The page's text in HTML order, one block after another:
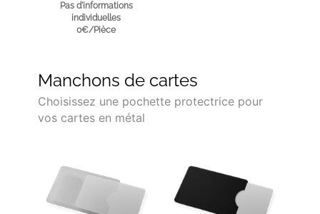
Pas d'informations
individuelles
0€/Pièce
Manchons de cartes
Choisissez une pochette protectrice pour
vos cartes en métal